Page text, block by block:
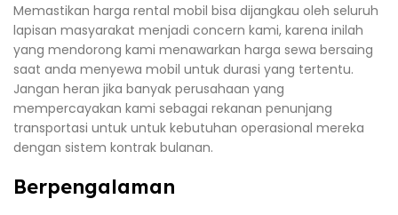
Memastikan harga rental mobil bisa dijangkau oleh seluruh
lapisan masyarakat menjadi concern kami, karena inilah
yang mendorong kami menawarkan harga sewa bersaing
saat anda menyewa mobil untuk durasi yang tertentu.
Jangan heran jika banyak perusahaan yang
mempercayakan kami sebagai rekanan penunjang
transportasi untuk untuk kebutuhan operasional mereka
dengan sistem kontrak bulanan.
Berpengalaman